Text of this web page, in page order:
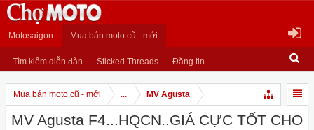
Motosaigon Mua bán moto cũ - mới
Tìm kiếm diễn đàn Sticked Threads Đăng tin
Mua bán moto cũ - mới ... MV Agusta
MV Agusta F4...HQCN..GIÁ CỰC TỐT CHO